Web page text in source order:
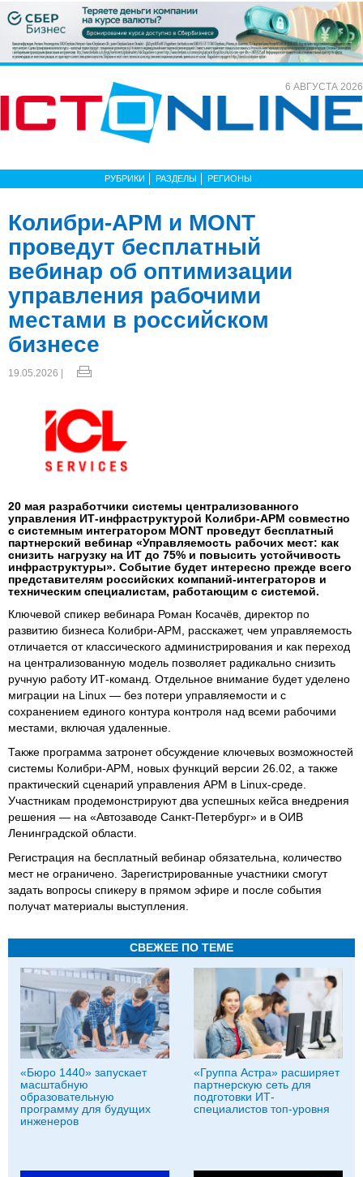
6 АВГУСТА 2026
РУБРИКИ РАЗДЕЛЫ РЕГИОНЫ
Колибри-АРМ и MONT
проведут бесплатный
вебинар об оптимизации
управления рабочими
местами в российском
бизнесе
19.05.2026 |
20 мая разработчики системы централизованного
управления ИТ-инфраструктурой Колибри-АРМ совместно
с системным интегратором MONT проведут бесплатный
партнерский вебинар «Управляемость рабочих мест: как
снизить нагрузку на ИТ до 75% и повысить устойчивость
инфраструктуры». Событие будет интересно прежде всего
представителям российских компаний-интеграторов и
техническим специалистам, работающим с системой.
Ключевой спикер вебинара Роман Косачёв, директор по
развитию бизнеса Колибри-АРМ, расскажет, чем управляемость
отличается от классического администрирования и как переход
на централизованную модель позволяет радикально снизить
ручную работу ИТ-команд. Отдельное внимание будет уделено
миграции на Linux — без потери управляемости и с
сохранением единого контура контроля над всеми рабочими
местами, включая удаленные.
Также программа затронет обсуждение ключевых возможностей
системы Колибри-АРМ, новых функций версии 26.02, а также
практический сценарий управления АРМ в Linux-среде.
Участникам продемонстрируют два успешных кейса внедрения
решения — на «Автозаводе Санкт-Петербург» и в ОИВ
Ленинградской области.
Регистрация на бесплатный вебинар обязательна, количество
мест не ограничено. Зарегистрированные участники смогут
задать вопросы спикеру в прямом эфире и после события
получат материалы выступления.
СВЕЖЕЕ ПО ТЕМЕ
«Бюро 1440» запускает
масштабную
образовательную
программу для будущих
инженеров
«Группа Астра» расширяет
партнерскую сеть для
подготовки ИТ-
специалистов топ-уровня